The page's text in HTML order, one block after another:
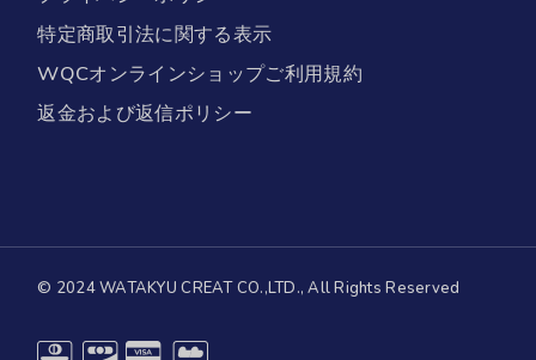
特定商取引法に関する表示
WQCオンラインショップご利用規約
返金および返信ポリシー
© 2024 WATAKYU CREAT CO.,LTD., All Rights Reserved